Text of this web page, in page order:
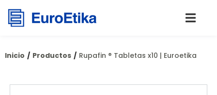
Inicio / Productos / Rupafin ® Tabletas x10 | Euroetika